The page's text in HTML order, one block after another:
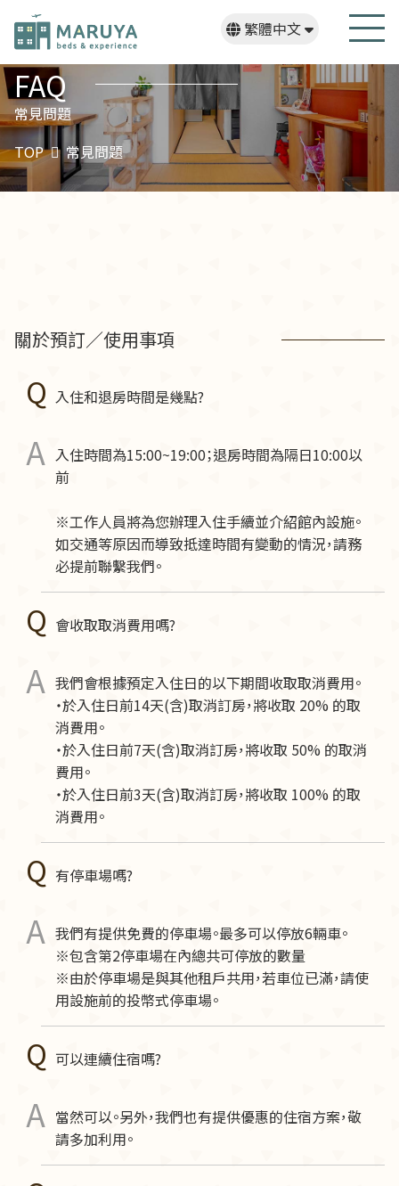
繁體中文
日本語
English
한국어
FAQ
常見問題
TOP
常見問題
關於預訂／使用事項
入住和退房時間是幾點?
入住時間為15:00~19:00；退房時間為隔日10:00以
前
※工作人員將為您辦理入住手續並介紹館內設施。
如交通等原因而導致抵達時間有變動的情況，請務
必提前聯繫我們。
會收取取消費用嗎?
我們會根據預定入住日的以下期間收取取消費用。
・於入住日前14天(含)取消訂房，將收取 20% 的取
消費用。
・於入住日前7天(含)取消訂房，將收取 50% 的取消
費用。
・於入住日前3天(含)取消訂房，將收取 100% 的取
消費用。
有停車場嗎?
我們有提供免費的停車場。最多可以停放6輛車。
※包含第2停車場在內總共可停放的數量
※由於停車場是與其他租戶共用，若車位已滿，請使
用設施前的投幣式停車場。
可以連續住宿嗎?
當然可以。另外，我們也有提供優惠的住宿方案，敬
請多加利用。